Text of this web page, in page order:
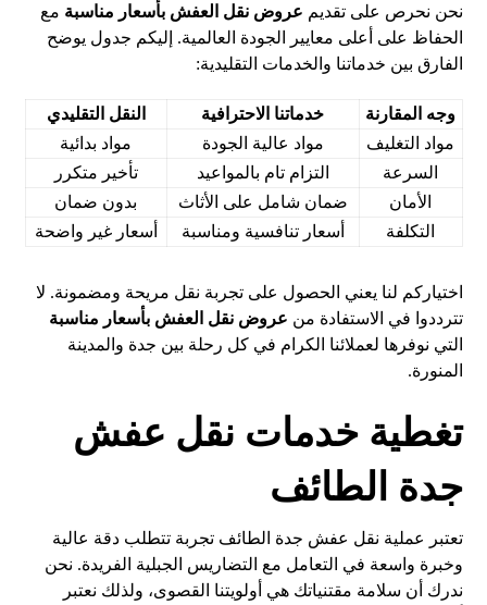
نحن نحرص على تقديم عروض نقل العفش بأسعار مناسبة مع
الحفاظ على أعلى معايير الجودة العالمية. إليكم جدول يوضح
الفارق بين خدماتنا والخدمات التقليدية:
وجه المقارنة خدماتنا الاحترافية
النقل التقليدي
مواد التغليف
مواد عالية الجودة
مواد بدائية
السرعة
التزام تام بالمواعيد
تأخير متكرر
الأمان
ضمان شامل على الأثاث
بدون ضمان
التكلفة
أسعار تنافسية ومناسبة أسعار غير واضحة
اختياركم لنا يعني الحصول على تجربة نقل مريحة ومضمونة. لا
تترددوا في الاستفادة من عروض نقل العفش بأسعار مناسبة
التي نوفرها لعملائنا الكرام في كل رحلة بين جدة والمدينة
المنورة.
تغطية خدمات نقل عفش
جدة الطائف
تعتبر عملية نقل عفش جدة الطائف تجربة تتطلب دقة عالية
وخبرة واسعة في التعامل مع التضاريس الجبلية الفريدة. نحن
ندرك أن سلامة مقتنياتك هي أولويتنا القصوى، ولذلك نعتبر